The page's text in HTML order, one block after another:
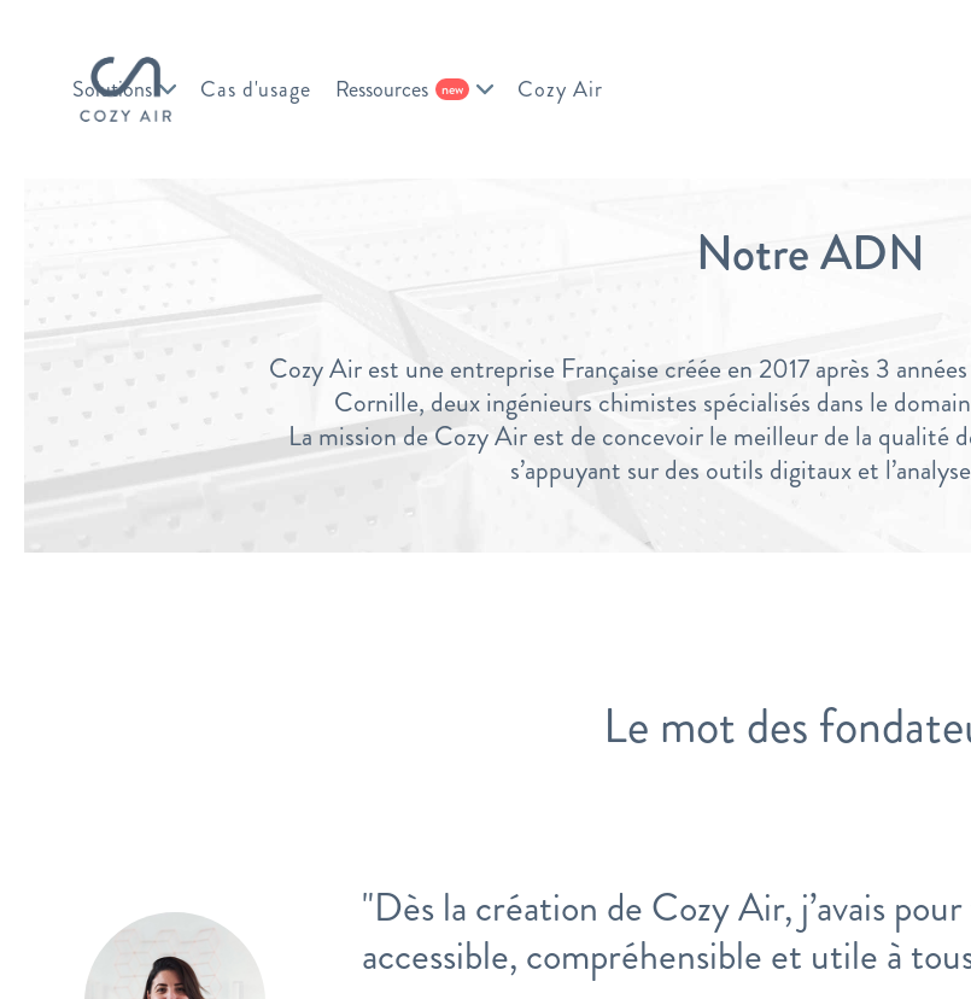
Solutions Cas d'usage Ressources new Cozy Air
Notre ADN
Cozy Air est une entreprise Française créée en 2017 après 3
Cornille, deux ingénieurs chimistes spécialisés dans le
La mission de Cozy Air est de concevoir le meilleur de la qualité
s’appuyant sur des outils digitaux et
Le mot des
"Dès la création de Cozy Air, j’avais
accessible, compréhensible et utile à